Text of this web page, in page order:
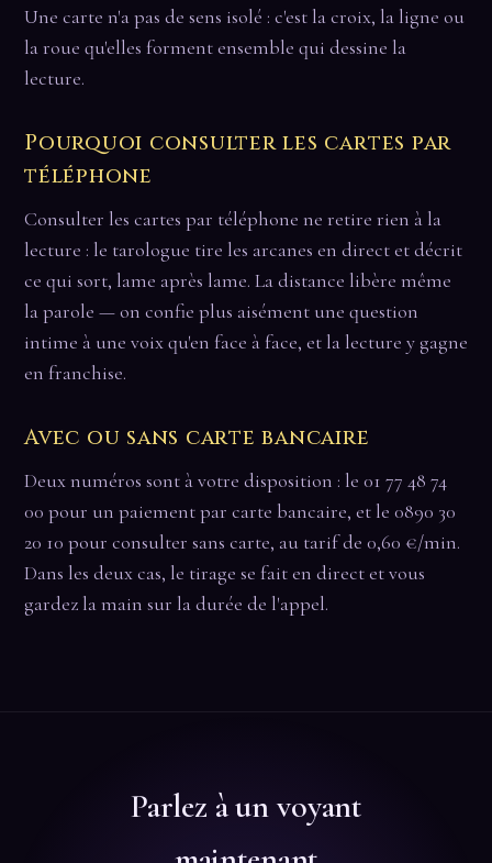
Une carte n'a pas de sens isolé : c'est la croix, la ligne ou
la roue qu'elles forment ensemble qui dessine la
lecture.
Pourquoi consulter les cartes par
téléphone
Consulter les cartes par téléphone ne retire rien à la
lecture : le tarologue tire les arcanes en direct et décrit
ce qui sort, lame après lame. La distance libère même
la parole — on confie plus aisément une question
intime à une voix qu'en face à face, et la lecture y gagne
en franchise.
Avec ou sans carte bancaire
Deux numéros sont à votre disposition : le 01 77 48 74
00 pour un paiement par carte bancaire, et le 0890 30
20 10 pour consulter sans carte, au tarif de 0,60 €/min.
Dans les deux cas, le tirage se fait en direct et vous
gardez la main sur la durée de l'appel.
Parlez à un voyant